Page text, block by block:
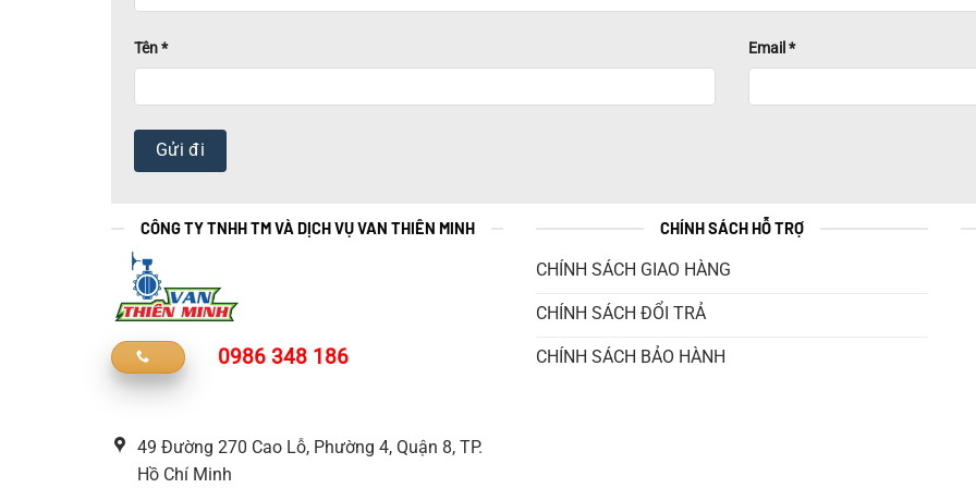
Tên* Email *
CÔNG TY TNHH TM VÀ DỊCH VỤ VAN THIÊN MINH
0986 348 186
49 Đường 270 Cao Lỗ, Phường 4, Quận 8, TP.
Hồ Chí Minh
CHÍNH SÁCH HỖ TRỢ
CHÍNH SÁCH GIAO HÀNG
CHÍNH SÁCH ĐỔI TRẢ
CHÍNH SÁCH BẢO HÀNH